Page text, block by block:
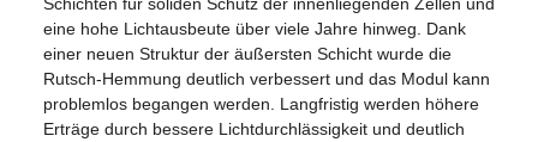
eine hohe Lichtausbeute über viele Jahre hinweg. Dank
einer neuen Struktur der äußersten Schicht wurde die
Rutsch-Hemmung deutlich verbessert und das Modul kann
problemlos begangen werden. Langfristig werden höhere
Erträge durch bessere Lichtdurchlässigkeit und deutlich